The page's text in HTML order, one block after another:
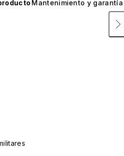
Mantenimiento y garantía